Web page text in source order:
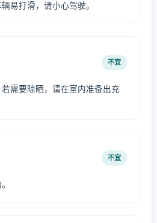
易打滑，请小心驾驶。
不宜
需要晾晒，请在室内准备出充
不宜